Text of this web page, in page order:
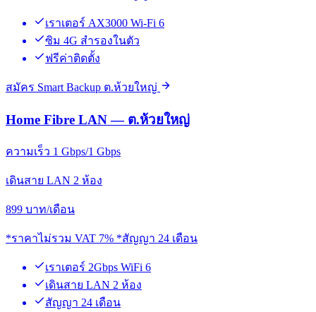
เราเตอร์ AX3000 Wi-Fi 6
ซิม 4G สำรองในตัว
ฟรีค่าติดตั้ง
สมัคร Smart Backup ต.ห้วยใหญ่
Home Fibre LAN — ต.ห้วยใหญ่
ความเร็ว 1 Gbps/1 Gbps
เดินสาย LAN 2 ห้อง
899 บาท/เดือน
*ราคาไม่รวม VAT 7% *สัญญา 24 เดือน
เราเตอร์ 2Gbps WiFi 6
เดินสาย LAN 2 ห้อง
สัญญา 24 เดือน